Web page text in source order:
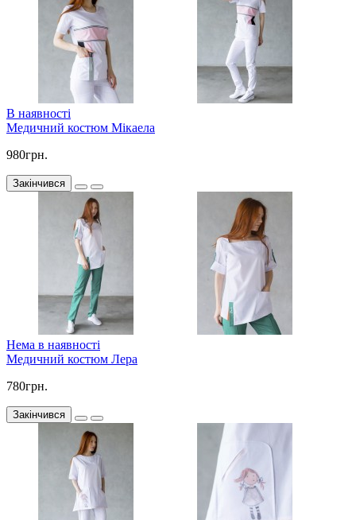
В наявності
Медичний костюм Мікаела
980грн.
Закінчився
Нема в наявності
Медичний костюм Лера
780грн.
Закінчився